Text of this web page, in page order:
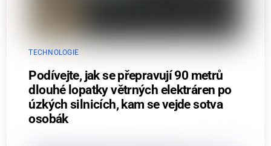
TECHNOLOGIE
Podívejte, jak se přepravují 90 metrů
dlouhé lopatky větrných elektráren po
úzkých silnicích, kam se vejde sotva
osobák